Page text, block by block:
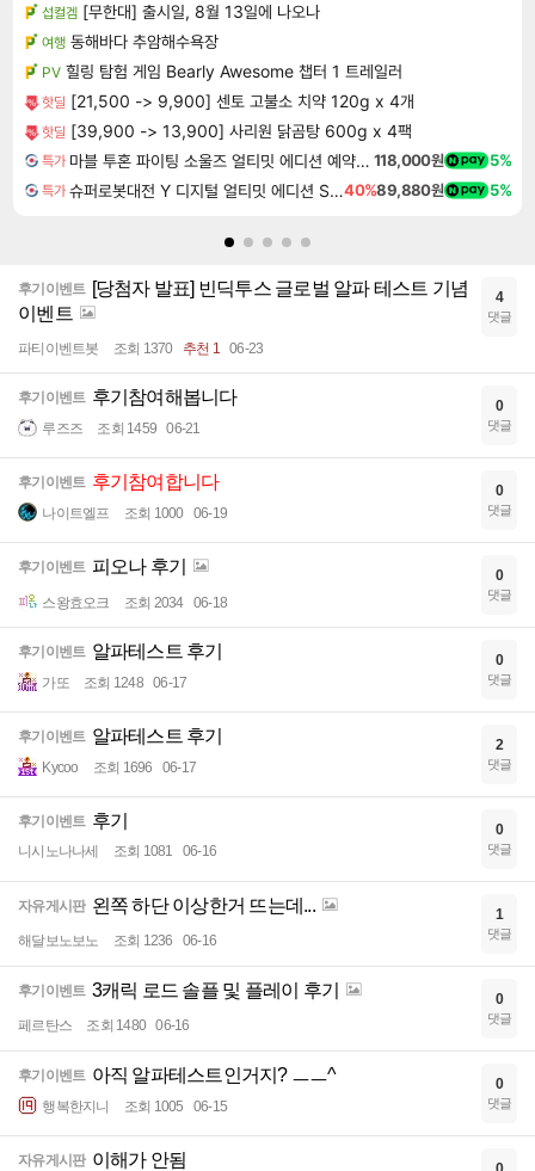
섭컬겜 [무한대] 출시일, 8월 13일에 나오나
여행 동해바다 추암해수욕장
PV 힐링 탐험 게임 Bearly Awesome 챕터 1 트레일러
핫딜 [21,500 -> 9,900] 센토 고불소 치약 120g x 4개
핫딜 [39,900 -> 13,900] 사리원 닭곰탕 600g x 4팩
특가 마블 투혼 파이팅 소울즈 얼티밋 에디션 예약구매 MARVEL Tokon Fighting Souls Ultimate Edition Pre-Purchase 118,000원 5%
특가 슈퍼로봇대전 Y 디지털 얼티밋 에디션 Super Robot Wars Y Digital Ultimate Edition40%89,880원 5%
후기이벤트 [당첨자 발표] 빈딕투스 글로벌 알파 테스트 기념
이벤트
파티이벤트봇 조회 1370 추천 1 06-23
4
댓글
후기이벤트 후기참여해봅니다
루즈즈 조회 1459 06-21
0
댓글
후기이벤트 후기참여합니다
나이트엘프 조회 1000 06-19
0
댓글
후기이벤트 피오나 후기
스왕효오크 조회 2034 06-18
0
댓글
후기이벤트 알파테스트 후기
가또 조회 1248 06-17
0
댓글
후기이벤트 알파테스트 후기
Kycoo 조회 1696 06-17
2
댓글
후기이벤트 후기
니시노나나세 조회 1081 06-16
0
댓글
자유게시판 왼쪽 하단 이상한거 뜨는데...
해달보노보노 조회 1236 06-16
1
댓글
후기이벤트 3캐릭 로드 솔플 및 플레이 후기
페르탄스 조회 1480 06-16
0
댓글
후기이벤트 아직 알파테스트인거지? ㅡㅡ^
행복한지니 조회 1005 06-15
0
댓글
자유게시판 이해가 안됨